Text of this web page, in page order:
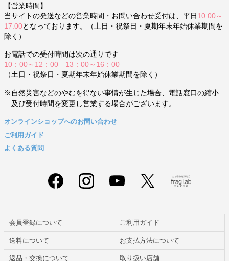
【営業時間】
当サイトの発送などの営業時間・お問い合わせ受付は、平日 10:00～
17:00となっております。（土日・祝祭日・夏期年末年始休業期間を
除く）
お電話での受付時間は次の通りです
10：00～12：00 13：00～16：00
（土日・祝祭日・夏期年末年始休業期間を除く）
※自然災害などのやむを得ない事情が生じた場合、電話窓口の縮小
及び受付時間を変更し営業する場合がございます。
オンラインショップへのお問い合わせ
ご利用ガイド
よくある質問
会員登録について ご利用ガイド
送料について お支払方法について
返品・交換について 取り扱い店舗